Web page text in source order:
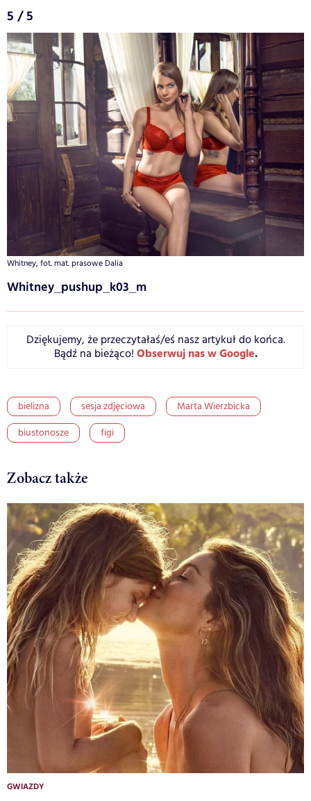
5 / 5
Whitney, fot. mat. prasowe Dalia
Whitney_pushup_k03_m
Dziękujemy, że przeczytałaś/eś nasz artykuł do końca.
Bądź na bieżąco! Obserwuj nas w Google.
bielizna sesja zdjęciowa
Marta Wierzbicka
biustonosze
figi
Zobacz także
GWIAZDY